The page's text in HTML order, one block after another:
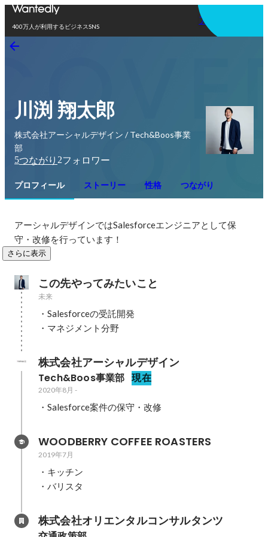
400万人が利用するビジネスSNS
アプリを使う
川渕 翔太郎
株式会社アーシャルデザイン / Tech&Boos事業
部
5つながり 2フォロワー
プロフィール ストーリー 性格 つながり
アーシャルデザインではSalesforceエンジニアとして保
守・改修を行っています！
さらに表示
この先やってみたいこと
未来
・Salesforceの受託開発
・マネジメント分野
株式会社アーシャルデザイン
Tech&Boos事業部 現在
2020年8月 -
・Salesforce案件の保守・改修
WOODBERRY COFFEE ROASTERS
2019年7月
・キッチン
・バリスタ
株式会社オリエンタルコンサルタンツ